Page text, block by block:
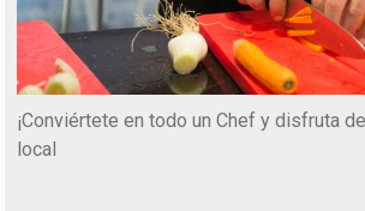
¡Conviértete en todo un Chef y disfruta
local